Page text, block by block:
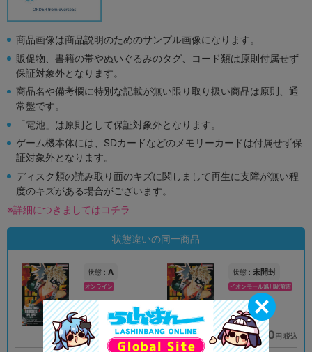
商品画像は商品説明のためのサンプル画像になります。
販促物、書籍の帯やぬいぐるみのタグ、コード類は原則付属せず
保証対象外となります。
商品名や備考欄に特別な記載が無い限り取り扱い商品は原則、通
常盤です。
「電池」は原則として保証対象外となります。
ゲーム機本体には、SDカードなどのメモリーカードは付属せず保
証対象外となります。
ディスク類の読み取り面のキズに関しまして再生に支障が無い程
度のキズがある場合がございます。
※詳細につきましてはコチラ
状態違いの同一商品
状態 : A
オンライン
品切状態 1,969円 税込
状態 : 未開封
イオンモール旭川駅前店
在庫あり 2,290円 税込